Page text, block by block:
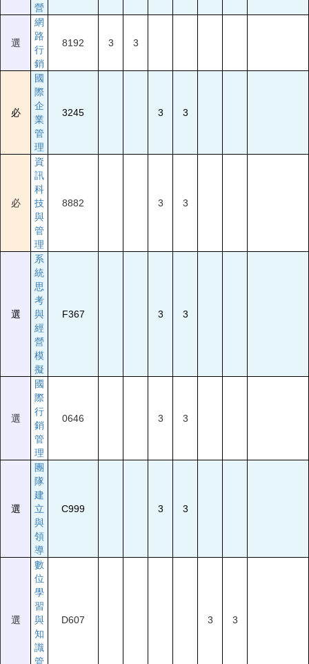
營
選
網
路
行
銷
8192 3 3
必
國
際
企
業
管
理
3245 3 3
必
資
訊
科
技
與
管
理
8882 3 3
選
系
統
思
考
與
經
營
模
擬
F367 3 3
選
國
際
行
銷
管
理
0646 3 3
選
團
隊
建
立
與
領
導
C999 3 3
選
數
位
學
習
與
知
識
管
D607 3 3